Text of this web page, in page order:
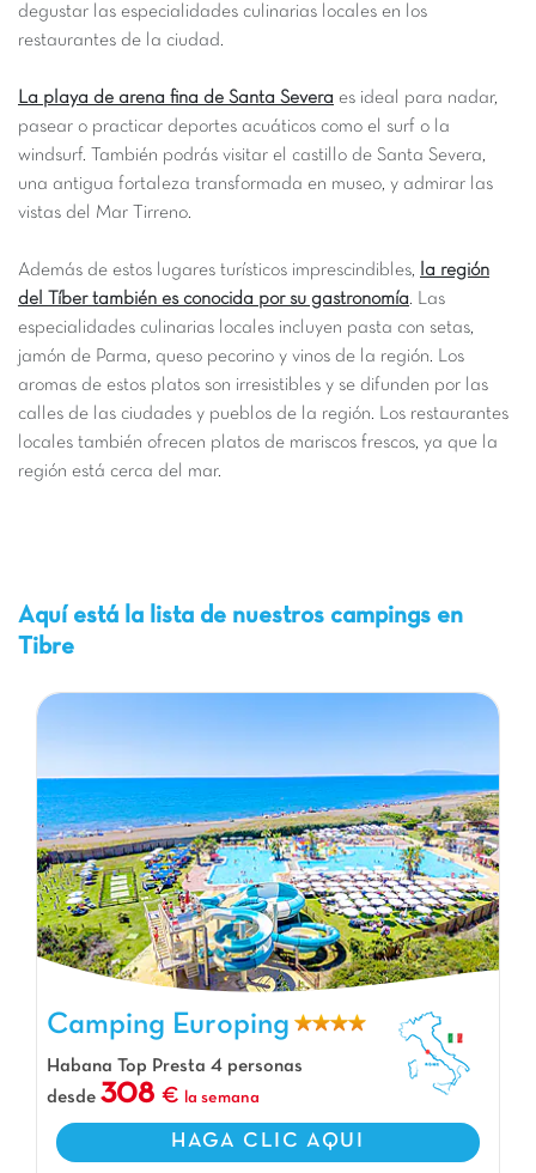
degustar las especialidades culinarias locales en los
restaurantes de la ciudad.
La playa de arena fina de Santa Severa es ideal para nadar,
pasear o practicar deportes acuáticos como el surf o la
windsurf. También podrás visitar el castillo de Santa Severa,
una antigua fortaleza transformada en museo, y admirar las
vistas del Mar Tirreno.
Además de estos lugares turísticos imprescindibles,
la región
del Tíber también es conocida por su gastronomía. Las
especialidades culinarias locales incluyen pasta con setas,
jamón de Parma, queso pecorino y vinos de la región. Los
aromas de estos platos son irresistibles y se difunden por las
calles de las ciudades y pueblos de la región. Los restaurantes
locales también ofrecen platos de mariscos frescos, ya que la
región está cerca del mar.
Aquí está la lista de nuestros campings en
Tibre
Camping Europing
Habana Top Presta 4 personas
desde 308 la semana
HAGA CLIC AQUI